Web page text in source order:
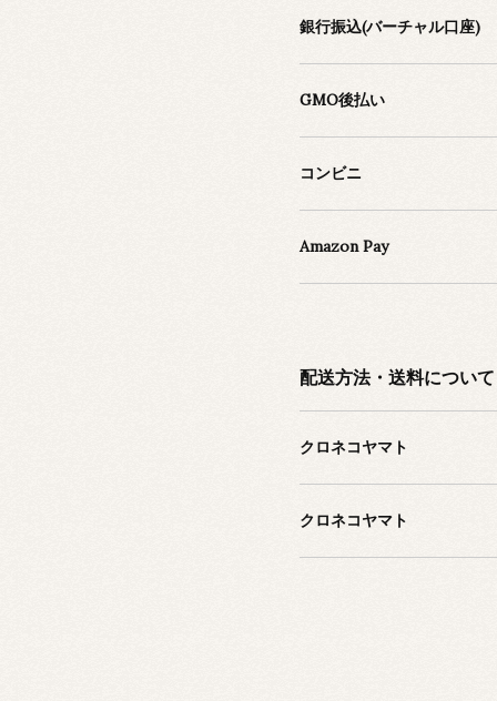
銀行振込(バーチャル口座)
GMO後払い
コンビニ
Amazon Pay
配送方法・送料について
クロネコヤマト
クロネコヤマト